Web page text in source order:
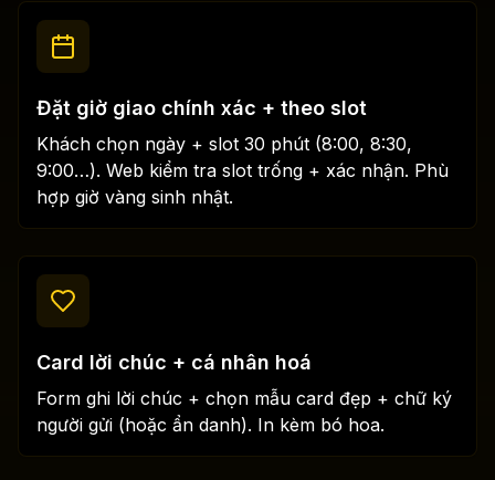
Đặt giờ giao chính xác + theo slot
Khách chọn ngày + slot 30 phút (8:00, 8:30,
9:00…). Web kiểm tra slot trống + xác nhận. Phù
hợp giờ vàng sinh nhật.
Card lời chúc + cá nhân hoá
Form ghi lời chúc + chọn mẫu card đẹp + chữ ký
người gửi (hoặc ẩn danh). In kèm bó hoa.